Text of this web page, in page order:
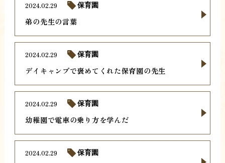
弟の先生の言葉
2024.02.29 保育園
デイキャンプで褒めてくれた保育園の先生
2024.02.29 保育園
幼稚園で電車の乗り方を学んだ
2024.02.29 保育園
2024.02.29 保育園